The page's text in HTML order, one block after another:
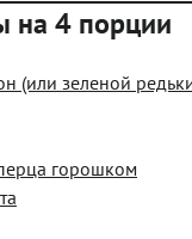
на 4 порции
(или зеленой
горошком